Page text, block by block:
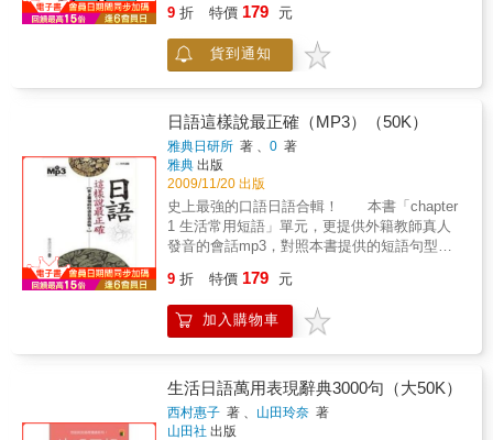
書中沒有的「片假名語彙」、「省略語」、
詞彙。情境設計多元豐富，其內容十分合乎現
代生活。我們期望各位學習者能藉由本書，體
驗和外國人溝通的樂趣。可另購賣MyVOICE智
學習更全面！
可以用來表達謝意？經由本書的關鍵字介紹，
讓你用簡單的關鍵字，輕鬆應付各種會話場
合。
9 折 特價 179 元
貨到通知
日語這樣說最正確（MP3）（50K）
雅典日研所 著 、0 著
雅典 出版
2009/11/20 出版
史上最強的口語日語合輯！ 本書「chapter
1 生活常用短語」單元，更提供外籍教師真人
發音的會話mp3，對照本書提供的短語句型學
遍幾就聽幾遍，徹底提升您的口語以及聽力的
能力 想要增加口語日語的能力，除了必須
具備基本的單字詞彙之外，短語技巧的運用是
也絕非單一的一種表達方式，在相同的情境
下，可以有許多種不同的表達技巧。
9 折 特價 179 元
加入購物車
生活日語萬用表現辭典3000句（大50K）
西村惠子 著 、 山田玲奈 著
山田社 出版